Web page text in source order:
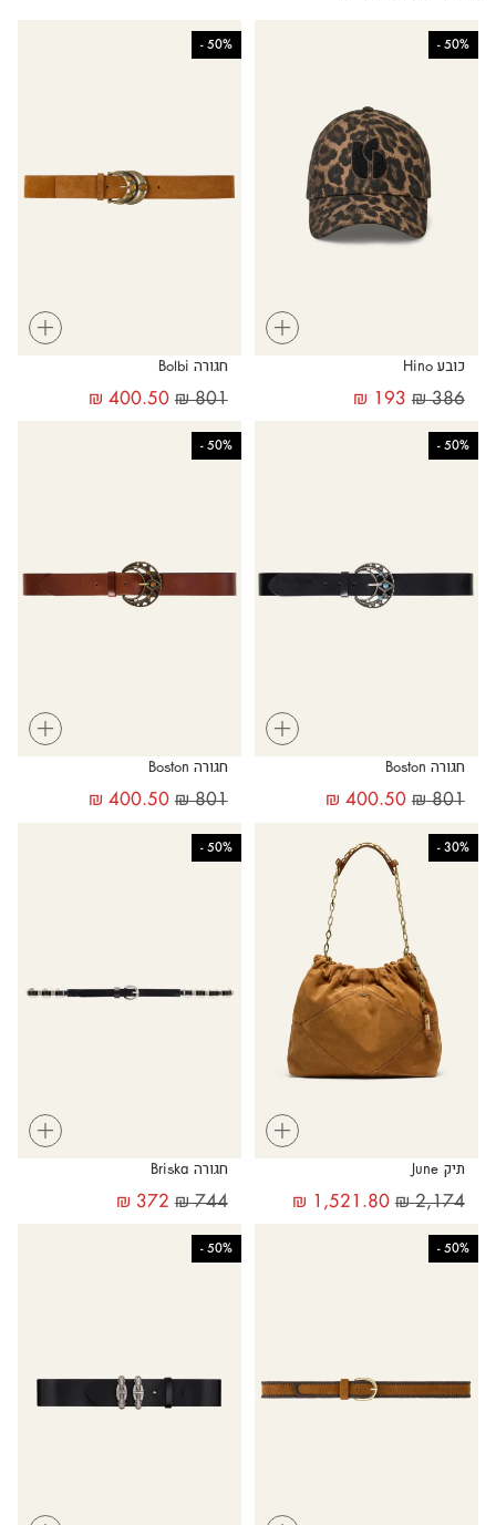
+
50%
-
כובע Hino
₪386
₪ 193
+
50%
-
חגורה Bolbi
₪801
₪ 400.50
+
50%
-
חגורה Boston
₪801
₪ 400.50
+
50%
-
חגורה Boston
₪801
₪ 400.50
+
30%
-
תיק June
₪2,174
₪ 1,521.80
+
50%
-
חגורה Briska
₪744
₪ 372
50%
-
50%
-